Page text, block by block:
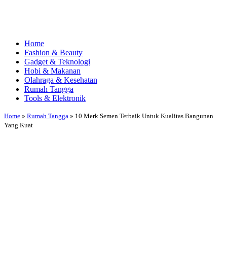
Home
Fashion & Beauty
Gadget & Teknologi
Hobi & Makanan
Olahraga & Kesehatan
Rumah Tangga
Tools & Elektronik
Home » Rumah Tangga » 10 Merk Semen Terbaik Untuk Kualitas Bangunan
Yang Kuat